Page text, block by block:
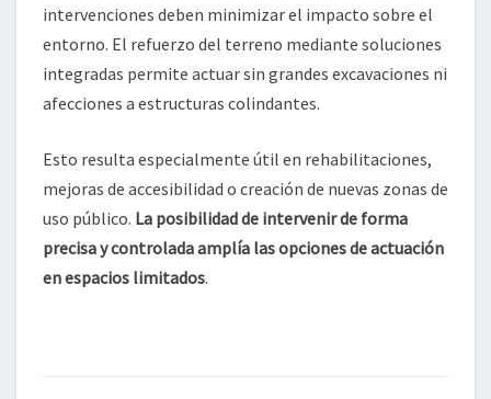
intervenciones deben minimizar el impacto sobre el
entorno. El refuerzo del terreno mediante soluciones
integradas permite actuar sin grandes excavaciones ni
afecciones a estructuras colindantes.
Esto resulta especialmente útil en rehabilitaciones,
mejoras de accesibilidad o creación de nuevas zonas de
uso público. La posibilidad de intervenir de forma
precisa y controlada amplía las opciones de actuación
en espacios limitados.